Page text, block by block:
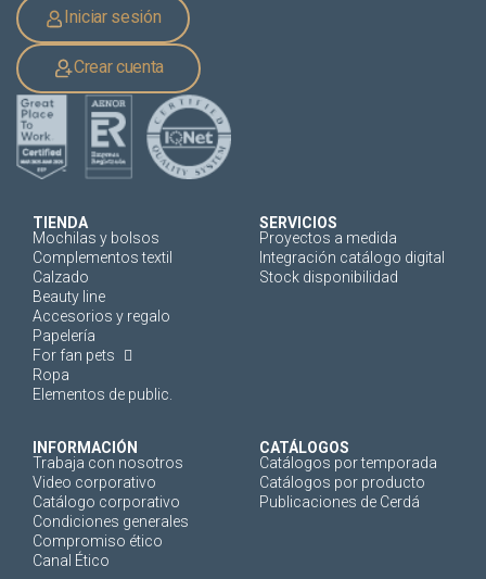
Iniciar sesión
Crear cuenta
TIENDA
Mochilas y bolsos
Complementos textil
Calzado
Beauty line
Accesorios y regalo
Papelería
For fan pets
Ropa
Elementos de public.
SERVICIOS
Proyectos a medida
Integración catálogo digital
Stock disponibilidad
INFORMACIÓN
Trabaja con nosotros
Video corporativo
Catálogo corporativo
Condiciones generales
Compromiso ético
Canal Ético
CATÁLOGOS
Catálogos por temporada
Catálogos por producto
Publicaciones de Cerdá